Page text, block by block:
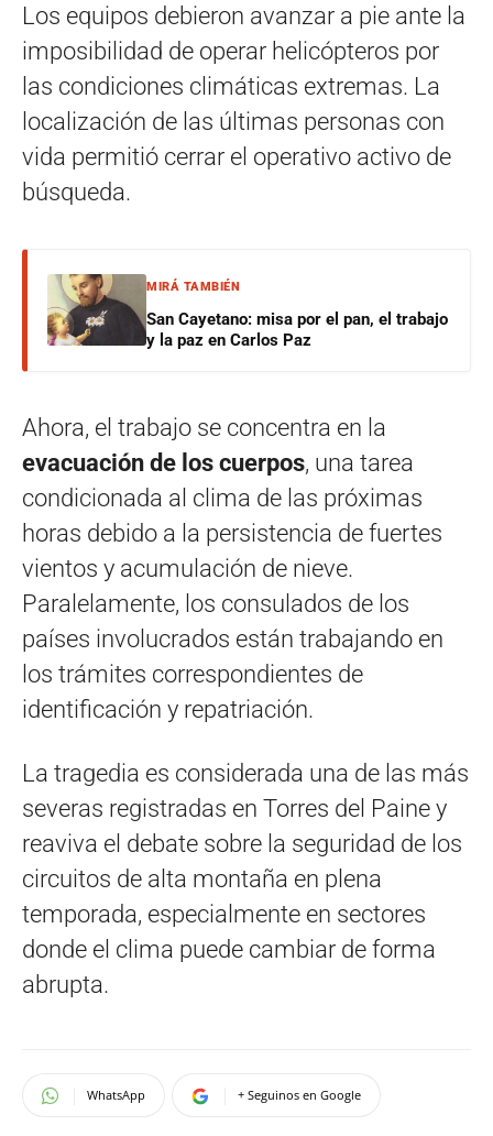
Los equipos debieron avanzar a pie ante la
imposibilidad de operar helicópteros por
las condiciones climáticas extremas. La
localización de las últimas personas con
vida permitió cerrar el operativo activo de
búsqueda.
MIRÁ TAMBIÉN
San Cayetano: misa por el pan, el trabajo
y la paz en Carlos Paz
Ahora, el trabajo se concentra en la
evacuación de los cuerpos, una tarea
condicionada al clima de las próximas
horas debido a la persistencia de fuertes
vientos y acumulación de nieve.
Paralelamente, los consulados de los
países involucrados están trabajando en
los trámites correspondientes de
identificación y repatriación.
La tragedia es considerada una de las más
severas registradas en Torres del Paine y
reaviva el debate sobre la seguridad de los
circuitos de alta montaña en plena
temporada, especialmente en sectores
donde el clima puede cambiar de forma
abrupta.
WhatsApp + Seguinos en Google